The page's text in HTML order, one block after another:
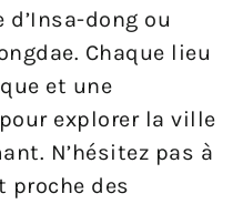
dong ou
Chaque lieu
et une
explorer la ville
N’hésitez pas à
proche des